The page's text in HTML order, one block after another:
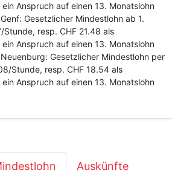
Anspruch auf einen 13. Monatslohn
Gesetzlicher Mindestlohn ab 1.
resp. CHF 21.48 als
Anspruch auf einen 13. Monatslohn
Gesetzlicher Mindestlohn per
Stunde, resp. CHF 18.54 als
Anspruch auf einen 13. Monatslohn
Auskünfte